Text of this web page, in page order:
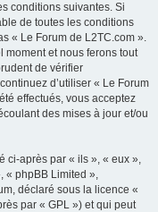
conditions suivantes. Si
de toutes les conditions
« Le Forum de L2TC.com ».
moment et nous ferons tout
de vérifier
d’utiliser « Le Forum
effectués, vous acceptez
des mises à jour et/ou
ci-après par « ils », « eux »,
« phpBB Limited »,
déclaré sous la licence «
par « GPL ») et qui peut